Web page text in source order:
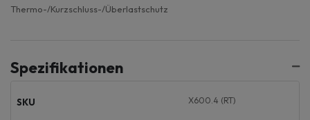
Thermo-/Kurzschluss-/Überlastschutz
Spezifikationen
SKU X600.4 (RT)